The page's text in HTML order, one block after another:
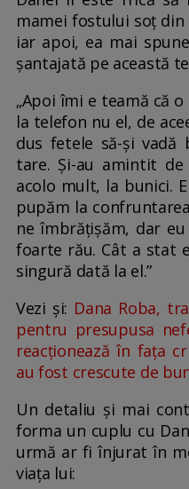
mamei fostului soț
iar apoi, ea mai
șantajată pe această
„Apoi îmi e teamă că
la telefon nu el, de
dus fetele să-și
tare. Și-au amintit
acolo mult, la bunici.
pupăm la
ne îmbrățișăm, dar
foarte rău. Cât a stat
singură dată la el.”
Vezi și: Dana Roba,
pentru presupusa
reacționează în fața
au fost crescute de
Un detaliu și mai
forma un cuplu cu
urmă ar fi înjurat în
viața lui: